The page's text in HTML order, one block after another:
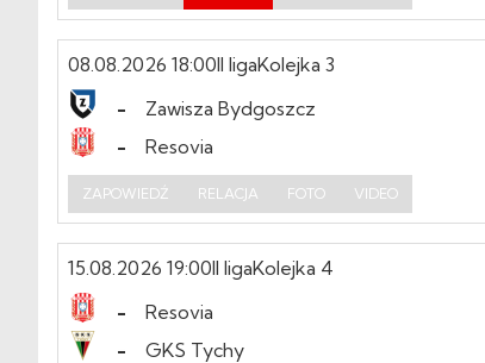
08.08.2026 18:00II ligaKolejka 3
-
Zawisza Bydgoszcz
-
Resovia
ZAPOWIEDŹ RELACJA FOTO VIDEO
15.08.2026 19:00II ligaKolejka 4
-
Resovia
-
GKS Tychy